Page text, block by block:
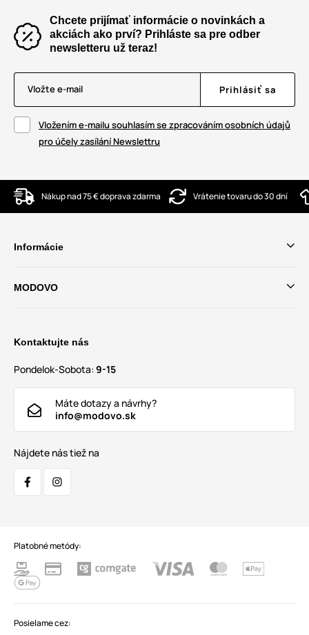
Chcete prijímať informácie o novinkách a
akciách ako prví? Prihláste sa pre odber
newsletteru už teraz!
Vložte e-mail Prihlásiť sa
Vložením e-mailu souhlasím se zpracováním osobních údajů
pro účely zasílání Newslettru
Nákup nad 75 € doprava zdarma Vrátenie tovaru do 30 dní
Informácie
MODOVO
Kontaktujte nás
Pondelok-Sobota: 9-15
Máte dotazy a návrhy?
info@modovo.sk
Nájdete nás tiež na
Platobné metódy:
Posielame cez: